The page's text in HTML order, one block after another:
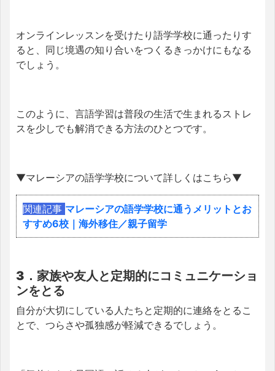
オンラインレッスンを受けたり語学学校に通ったりす
ると、同じ境遇の知り合いをつくるきっかけにもなる
でしょう。
このように、言語学習は普段の生活で生まれるストレ
スを少しでも解消できる方法のひとつです。
▼マレーシアの語学学校について詳しくはこちら▼
関連記事 マレーシアの語学学校に通うメリットとお
すすめ6校｜海外移住／親子留学
3．家族や友人と定期的にコミュニケーショ
ンをとる
自分が大切にしている人たちと定期的に連絡をとるこ
とで、つらさや孤独感が軽減できるでしょう。